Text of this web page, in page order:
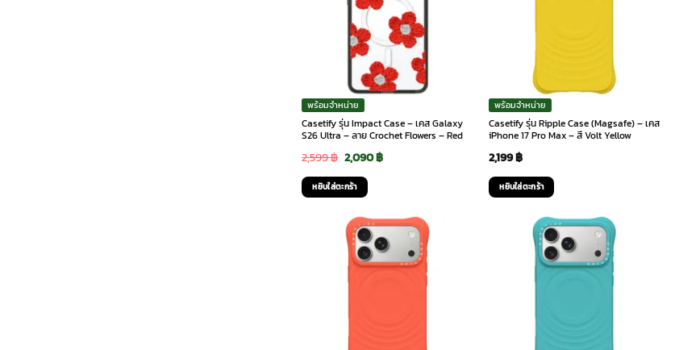
พร้อมจำหน่าย
Casetify รุ่น Impact Case – เคส Galaxy
S26 Ultra – ลาย Crochet Flowers – Red
2,599฿ Original
price
was:
2,599 ฿.
2,090฿Current
2,090 ฿.
หยิบใส่ตะกร้า
พร้อมจำหน่าย
Casetify รุ่น Ripple Case (Magsafe) – เคส
iPhone 17 Pro Max – สี Volt Yellow
2,199฿
หยิบใส่ตะกร้า